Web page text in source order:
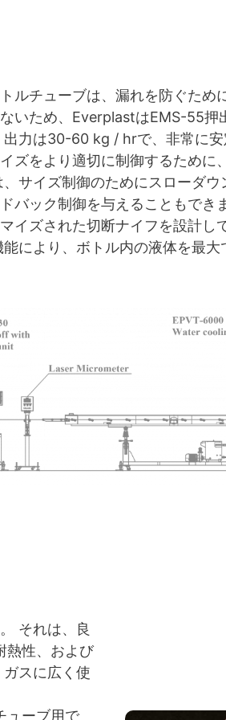
ルチューブは、漏れを防ぐた
いため、EverplastはEMS-55押
出力は30-60 kg / hrで、非常に
ズをより適切に制御するため
サイズ制御のためにスローダ
バック制御を与えることもでき
イズされた切断ナイフを設計し
により、ボトル内の液体を最
それは、良
熱性、および
スに広く使
ューブ用で